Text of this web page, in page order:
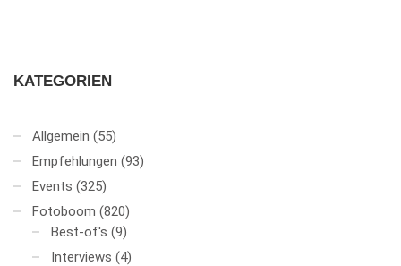
KATEGORIEN
Allgemein (55)
Empfehlungen (93)
Events (325)
Fotoboom (820)
Best-of's (9)
Interviews (4)